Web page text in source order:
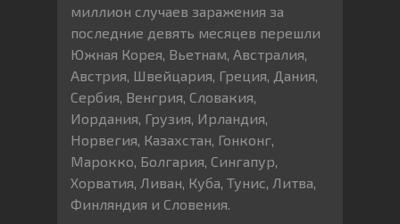
миллион случаев заражения за
последние девять месяцев перешли
Южная Корея, Вьетнам, Австралия,
Австрия, Швейцария, Греция, Дания,
Сербия, Венгрия, Словакия,
Иордания, Грузия, Ирландия,
Норвегия, Казахстан, Гонконг,
Марокко, Болгария, Сингапур,
Хорватия, Ливан, Куба, Тунис, Литва,
Финляндия и Словения.